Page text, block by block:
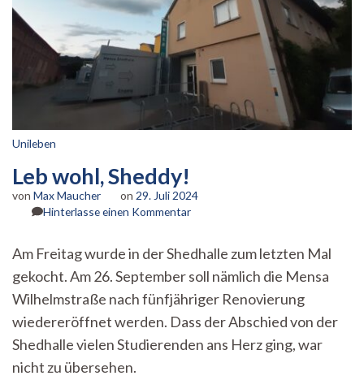
Unileben
Leb wohl, Sheddy!
von Max Maucher on 29. Juli 2024
Hinterlasse einen Kommentarzu
Sheddy!
Am Freitag wurde in der Shedhalle zum letzten Mal
gekocht. Am 26. September soll nämlich die Mensa
Wilhelmstraße nach fünfjähriger Renovierung
wiedereröffnet werden. Dass der Abschied von der
Shedhalle vielen Studierenden ans Herz ging, war
nicht zu übersehen.